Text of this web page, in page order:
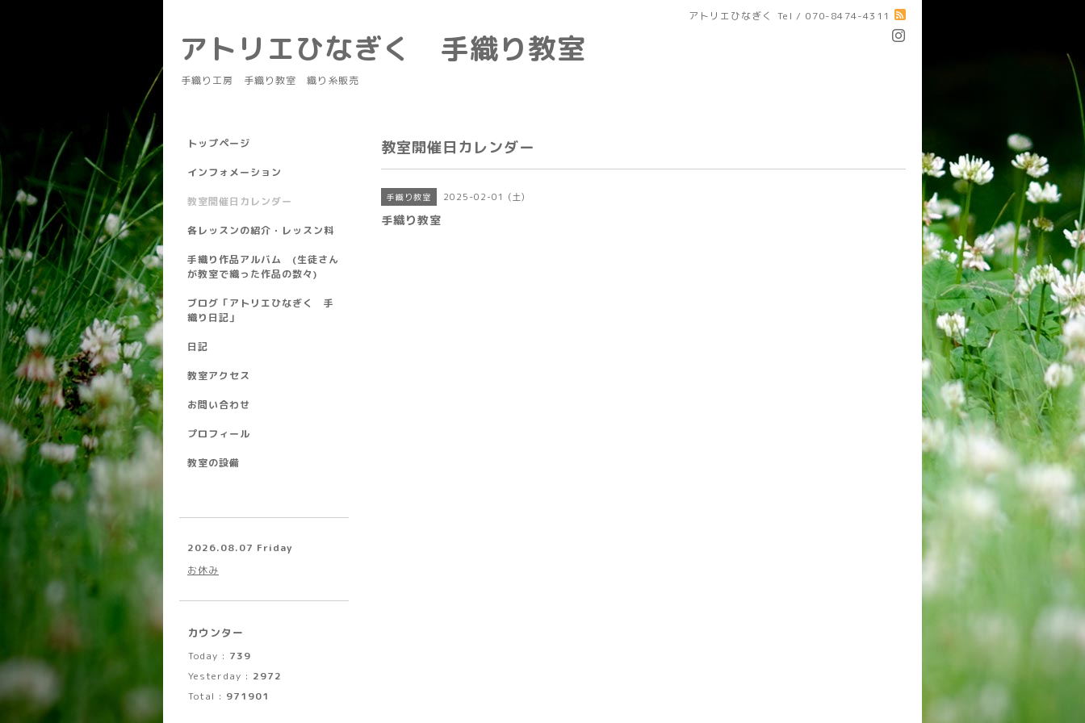
アトリエひなぎく Tel / 070-8474-4311
アトリエひなぎく 手織り教室
手織り工房 手織り教室 織り糸販売
教室開催日カレンダー
手織り教室 2025-02-01 (土)
手織り教室
トップページ
インフォメーション
教室開催日カレンダー
各レッスンの紹介・レッスン料
手織り作品アルバム (生徒さん
が教室で織った作品の数々)
ブログ「アトリエひなぎく 手
織り日記」
日記
教室アクセス
お問い合わせ
プロフィール
教室の設備
2026.08.07 Friday
お休み
カウンター
Today : 739
Yesterday : 2972
Total : 971901